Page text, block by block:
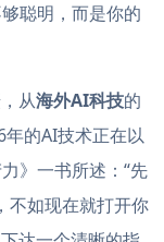
聪明，而是你的
从海外AI科技的
的AI技术正在以
》一书所述：“先
不如现在就打开你